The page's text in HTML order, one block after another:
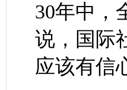
30年中，
说，国际
应该有信